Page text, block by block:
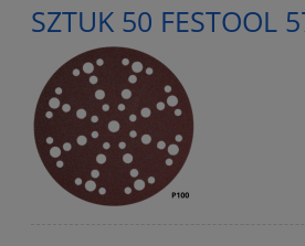
SZTUK 50 FESTOOL